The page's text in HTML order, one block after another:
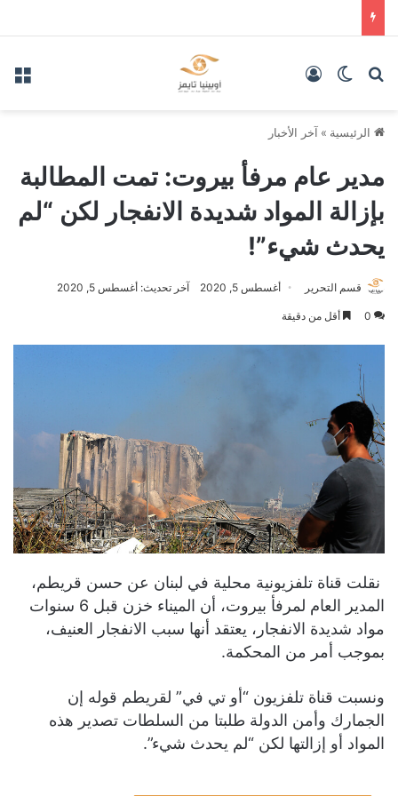
بحث عنالوضع المظلم
الرئيسية » آخر الأخبار
مدير عام مرفأ بيروت: تمت المطالبة
بإزالة المواد شديدة الانفجار لكن “لم
يحدث شيء”!
قسم التحرير أغسطس 5, 2020 آخر تحديث: أغسطس 5, 2020
0 أقل من دقيقة
نقلت قناة تلفزيونية محلية في لبنان عن حسن قريطم،
المدير العام لمرفأ بيروت، أن الميناء خزن قبل 6 سنوات
مواد شديدة الانفجار، يعتقد أنها سبب الانفجار العنيف،
بموجب أمر من المحكمة.
ونسبت قناة تلفزيون “أو تي في” لقريطم قوله إن
الجمارك وأمن الدولة طلبتا من السلطات تصدير هذه
المواد أو إزالتها لكن “لم يحدث شيء”.